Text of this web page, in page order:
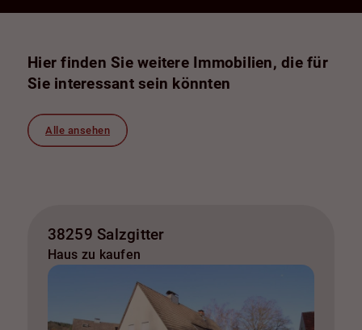
Hier finden Sie weitere Immobilien, die für
Sie interessant sein könnten
Alle ansehen
38259 Salzgitter
Haus zu kaufen